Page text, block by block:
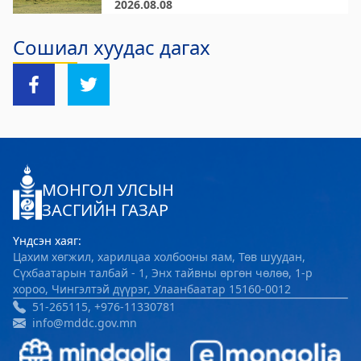
2024-08-12 08:33:05
Дэлгэрэнгүй
Хөвсгөл аймгийн Хүнс хөдөө, аж ахуйн
Дэлгэрэнгүй
2026.08.08
Сошиал хуудас дагах
МОНГОЛ УЛСЫН
ЗАСГИЙН ГАЗАР
Үндсэн хаяг:
Цахим хөгжил, харилцаа холбооны яам, Төв шуудан,
Сүхбаатарын талбай - 1, Энх тайвны өргөн чөлөө, 1-р
хороо, Чингэлтэй дүүрэг, Улаанбаатар 15160-0012
51-265115, +976-11330781
info@mddc.gov.mn